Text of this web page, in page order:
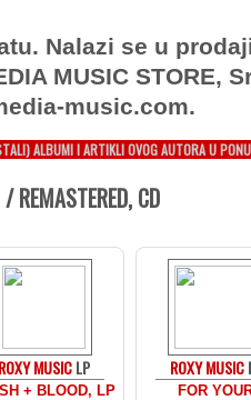
Nalazi se u
MUSIC STORE,
music.com.
ALBUMI I ARTIKLI OVOG AUTORA U
/ REMASTERED, CD
ROXY MUSICLP
+ BLOOD, LP
ROXY MUSIC
FOR